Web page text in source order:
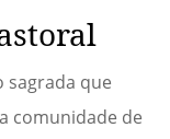
sagrada que
comunidade de